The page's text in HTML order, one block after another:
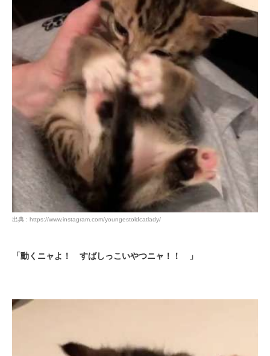
出典 : https://www.instagram.com/youngestoldcatlady/
「動くニャよ！ すばしっこいやつニャ！！ 」